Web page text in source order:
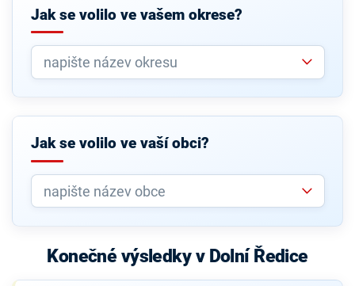
Jak se volilo ve vašem okrese?
Jak se volilo ve vaší obci?
Konečné výsledky v Dolní Ředice